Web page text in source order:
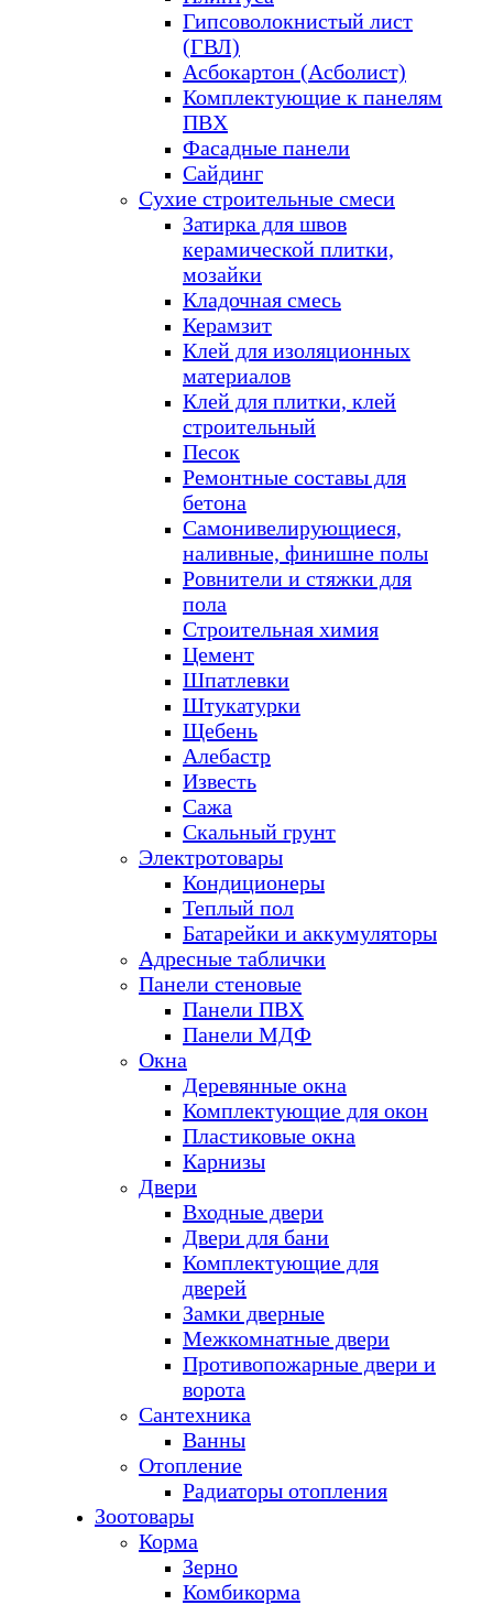
Гипсоволокнистый лист
(ГВЛ)
Асбокартон (Асболист)
Комплектующие к панелям
ПВХ
Фасадные панели
Сайдинг
Сухие строительные смеси
Затирка для швов
керамической плитки,
мозайки
Кладочная смесь
Керамзит
Клей для изоляционных
материалов
Клей для плитки, клей
строительный
Песок
Ремонтные составы для
бетона
Самонивелирующиеся,
наливные, финишне полы
Ровнители и стяжки для
пола
Строительная химия
Цемент
Шпатлевки
Штукатурки
Щебень
Алебастр
Известь
Сажа
Скальный грунт
Электротовары
Кондиционеры
Теплый пол
Батарейки и аккумуляторы
Адресные таблички
Панели стеновые
Панели ПВХ
Панели МДФ
Окна
Деревянные окна
Комплектующие для окон
Пластиковые окна
Карнизы
Двери
Входные двери
Двери для бани
Комплектующие для
дверей
Замки дверные
Межкомнатные двери
Противопожарные двери и
ворота
Сантехника
Ванны
Отопление
Радиаторы отопления
Зоотовары
Корма
Зерно
Комбикорма